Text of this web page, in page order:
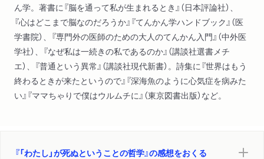
第四章 死への処方箋
１ 尊厳療法と辞世の句
２ やってくるものと正岡子規
３ 平気で死ぬことと平気で生きること
おわりに
文献一覧
ん学。著書に『脳を通って私が生まれるとき』（日本評論社）、
『心はどこまで脳なのだろうか』『てんかん学ハンドブック』（医
学書院）、『専門外の医師のための大人のてんかん入門』（中外医
学社）、『なぜ私は一続きの私であるのか』（講談社選書メチ
エ）、『普通という異常』（講談社現代新書）。詩集に『世界はもう
終わるときが来たというので』『深海魚のように心気症を病みた
い』『ママちゃりで僕はウルムチに』（東京図書出版）など。
『「わたし」が死ぬということの哲学』の感想をおくる